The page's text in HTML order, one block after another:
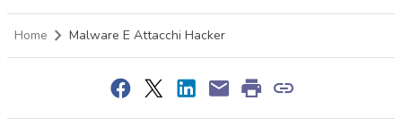
Home Malware E Attacchi Hacker